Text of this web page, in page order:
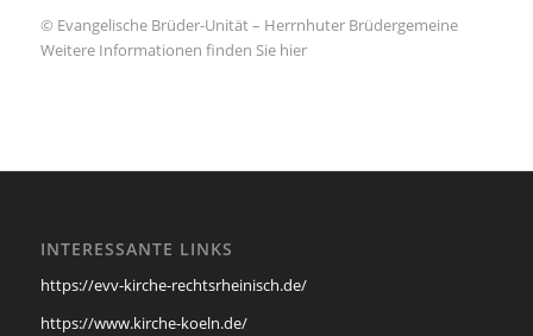
© Evangelische Brüder-Unität – Herrnhuter Brüdergemeine
Weitere Informationen finden Sie hier
INTERESSANTE LINKS
https://evv-kirche-rechtsrheinisch.de/
https://www.kirche-koeln.de/